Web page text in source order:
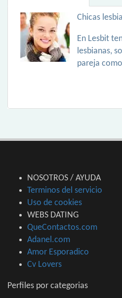
Chicas
En Lesbit
lesbianas,
pareja
NOSOTROS / AYUDA
Terminos del servicio
Uso de cookies
WEBS DATING
QueContactos.com
Adanel.com
Amor Esporadico
Cv Lovers
Perfiles por categorias